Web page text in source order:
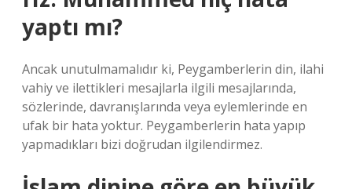
yaptı mı?
Ancak unutulmamalıdır ki, Peygamberlerin din, ilahi
vahiy ve ilettikleri mesajlarla ilgili mesajlarında,
sözlerinde, davranışlarında veya eylemlerinde en
ufak bir hata yoktur. Peygamberlerin hata yapıp
yapmadıkları bizi doğrudan ilgilendirmez.